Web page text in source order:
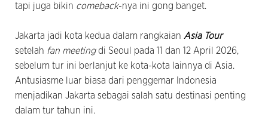
tapi juga bikin comeback-nya ini gong banget.
Jakarta jadi kota kedua dalam rangkaian Asia Tour
setelah fan meetingdi Seoul pada 11 dan 12 April 2026,
sebelum tur ini berlanjut ke kota-kota lainnya di Asia.
Antusiasme luar biasa dari penggemar Indonesia
menjadikan Jakarta sebagai salah satu destinasi penting
dalam tur tahun ini.